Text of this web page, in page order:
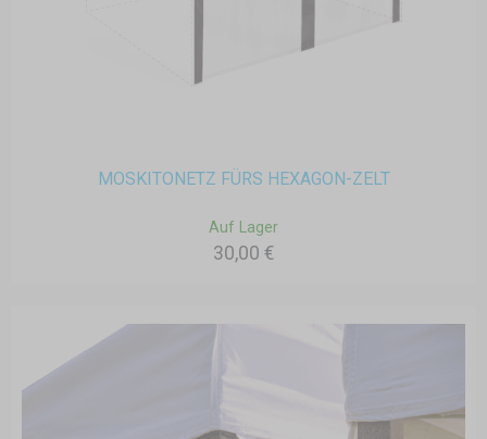
MOSKITONETZ FÜRS HEXAGON-ZELT
Auf Lager
30,00 €